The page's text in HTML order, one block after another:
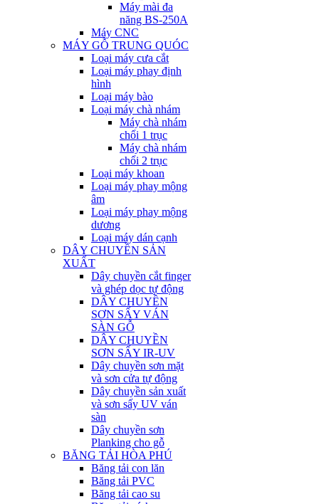
Máy mài đa
năng BS-250A
Máy CNC
MÁY GỖ TRUNG QUÓC
Loại máy cưa cắt
Loại máy phay định
hình
Loại máy bào
Loại máy chà nhám
Máy chà nhám
chổi 1 trục
Máy chà nhám
chổi 2 trục
Loại máy khoan
Loại máy phay mộng
âm
Loại máy phay mộng
dương
Loại máy dán cạnh
DÂY CHUYỀN SẢN
XUẤT
Dây chuyền cắt finger
và ghép dọc tự động
DÂY CHUYỀN
SƠN SẤY VÁN
SÀN GỖ
DÂY CHUYỀN
SƠN SẤY IR-UV
Dây chuyền sơn mặt
và sơn cửa tự động
Dây chuyền sản xuất
và sơn sấy UV ván
sàn
Dây chuyền sơn
Planking cho gỗ
BĂNG TẢI HÒA PHÚ
Băng tải con lăn
Băng tải PVC
Băng tải cao su